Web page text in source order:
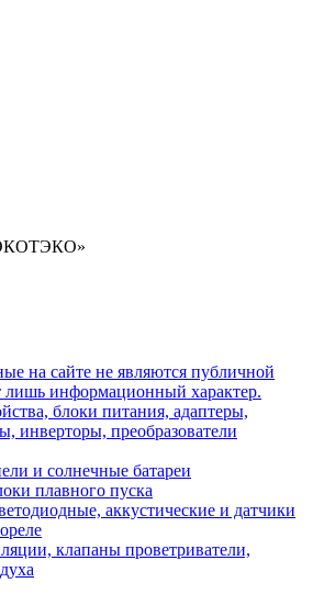
на сайте не являются публичной
лишь информационный характер.
блоки питания, адаптеры,
инверторы, преобразователи
и солнечные батареи
плавного пуска
аккустические и датчики
клапаны проветриватели,